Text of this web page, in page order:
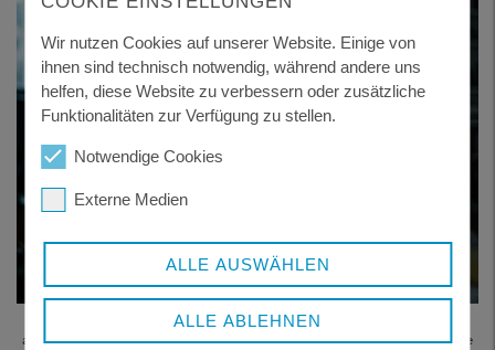
Das Team des Sozialpädagogischen Dienstes ist eine Anlaufstelle für
alle, bei denen das Leben gerade auf „schwierig“ geschaltet hat. Die
Wir nutzen Cookies auf unserer Website. Einige von
ihnen sind technisch notwendig, während andere uns
helfen, diese Website zu verbessern oder zusätzliche
Funktionalitäten zur Verfügung zu stellen.
Notwendige Cookies
Externe Medien
ALLE AUSWÄHLEN
ALLE ABLEHNEN